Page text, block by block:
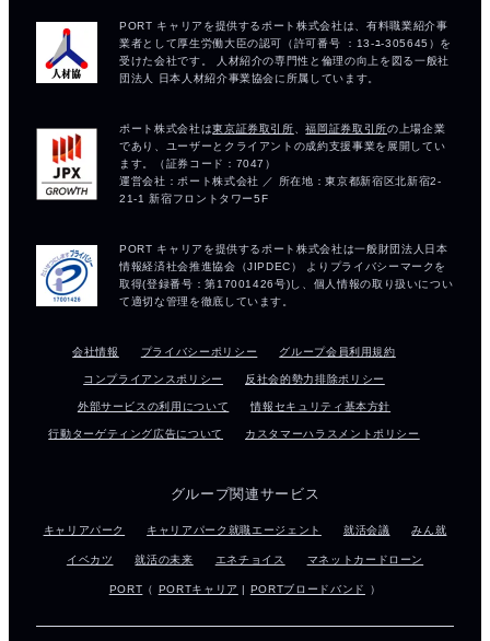
会社情報 プライバシーポリシー グループ会員利用規約
コンプライアンスポリシー 反社会的勢力排除ポリシー
外部サービスの利用について 情報セキュリティ基本方針
行動ターゲティング広告について カスタマーハラスメントポリシー